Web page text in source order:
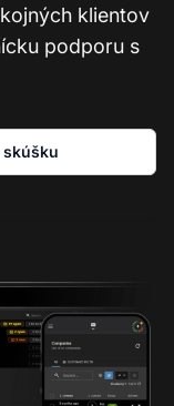
klientov
podporu s